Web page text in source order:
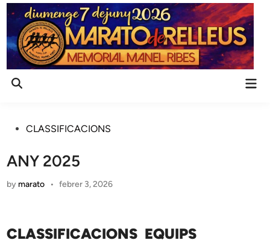
Skip
content
Open
PostedCLASSIFICACIONS
ANY 2025
by marato • febrer 3, 2026
CLASSIFICACIONS EQUIPS